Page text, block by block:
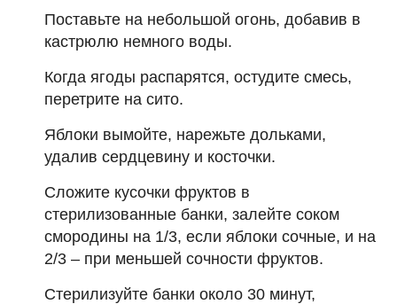
Поставьте на небольшой огонь, добавив в
кастрюлю немного воды.
Когда ягоды распарятся, остудите смесь,
перетрите на сито.
Яблоки вымойте, нарежьте дольками,
удалив сердцевину и косточки.
Сложите кусочки фруктов в
стерилизованные банки, залейте соком
смородины на 1/3, если яблоки сочные, и на
2/3 – при меньшей сочности фруктов.
Стерилизуйте банки около 30 минут,